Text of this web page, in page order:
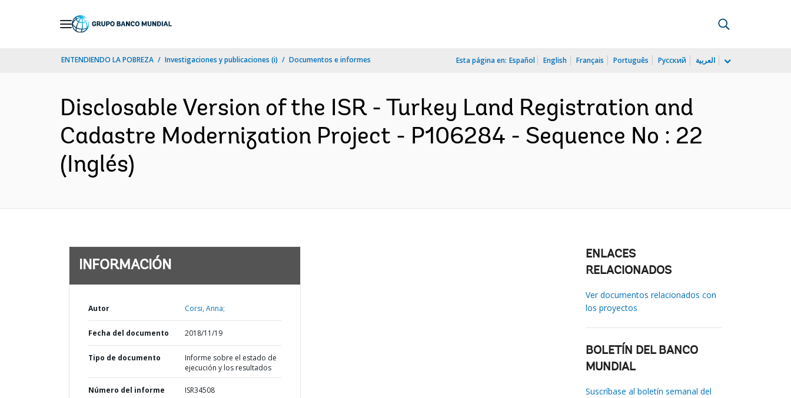
ENTENDIENDO LA POBREZA Investigaciones y publicaciones (i) Documentos e informes Esta página en: Español English Français Português Русский العربية
Disclosable Version of the ISR - Turkey Land Registration and
Cadastre Modernization Project - P106284 - Sequence No : 22
(Inglés)
INFORMACIÓN
Autor Corsi, Anna;
Fecha del documento 2018/11/19
Tipo de documento
Informe sobre el estado de
ejecución y los resultados
Número del informe ISR34508
ENLACES
RELACIONADOS
Ver documentos relacionados con
los proyectos
BOLETÍN DEL BANCO
MUNDIAL
Suscríbase al boletín semanal del